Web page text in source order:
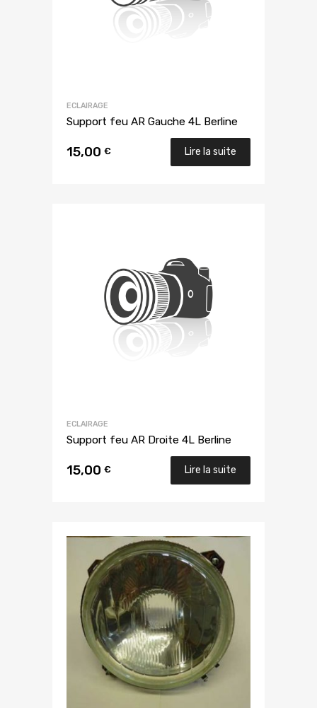
ECLAIRAGE
Support feu AR Gauche 4L Berline
15,00 € Lire la suite
ECLAIRAGE
Support feu AR Droite 4L Berline
15,00 € Lire la suite